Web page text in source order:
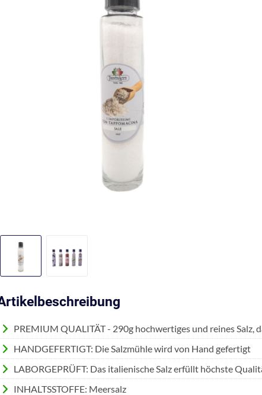
PREMIUM QUALITÄT - 290g hochwertiges und reines Salz,
HANDGEFERTIGT: Die Salzmühle wird von Hand gefertigt
LABORGEPRÜFT: Das italienische Salz erfüllt höchste
INHALTSSTOFFE: Meersalz